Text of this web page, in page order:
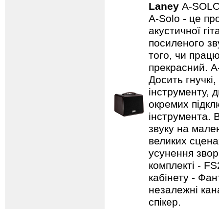
Laney A-
A-Solo - це
акустичної
посиленого
того, чи
прекрасний.
Досить
інструменту,
окремих
інструмента.
звуку на
великих
усунення
комплекті -
кабінету -
незалежні
спікер.